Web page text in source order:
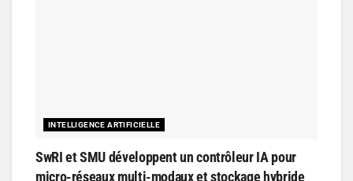
INTELLIGENCE ARTIFICIELLE
SwRI et SMU développent un contrôleur IA pour
micro-réseaux multi-modaux et stockage hybride